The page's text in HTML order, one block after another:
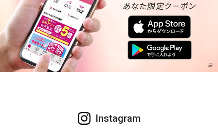
Instagram